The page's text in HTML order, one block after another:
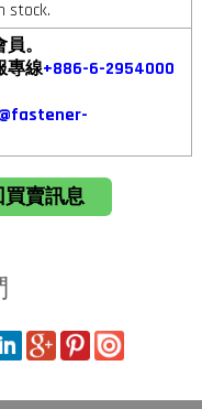
stock.
。
專線+886-6-2954000
買賣訊息